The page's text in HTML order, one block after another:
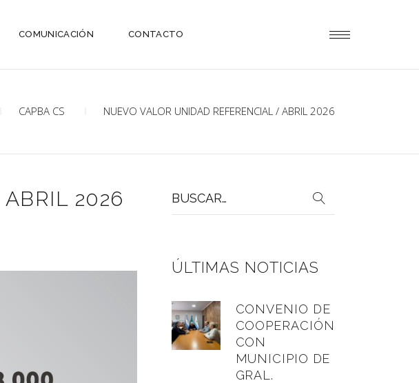
COMUNICACIÓN CONTACTO
CAPBA CS NUEVO VALOR UNIDAD REFERENCIAL / ABRIL 2026
2026
por:
ÚLTIMAS NOTICIAS
CONVENIO DE
COOPERACIÓN
CON
MUNICIPIO DE
GRAL.